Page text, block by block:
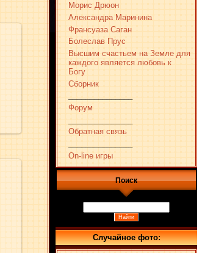
Морис Дрюон
Александра Маринина
Франсуаза Саган
Болеслав Прус
Высшим счастьем на Земле для
каждого является любовь к
Богу
Сборник
Форум
Обратная связь
On-line игры
Поиск
Случайное фото: